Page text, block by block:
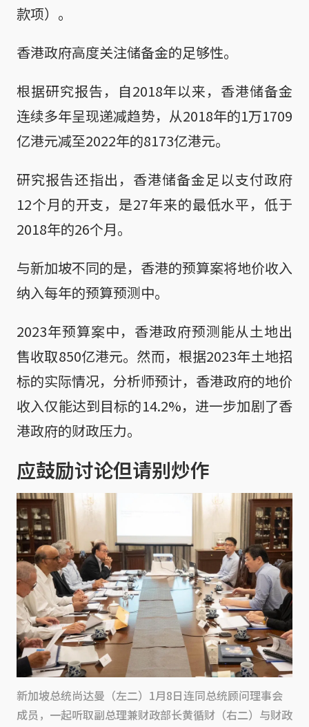
款项）。
香港政府高度关注储备金的足够性。
根据研究报告，自2018年以来，香港储备金
连续多年呈现递减趋势，从2018年的1万1709
亿港元减至2022年的8173亿港元。
研究报告还指出，香港储备金足以支付政府
12个月的开支，是27年来的最低水平，低于
2018年的26个月。
与新加坡不同的是，香港的预算案将地价收入
纳入每年的预算预测中。
2023年预算案中，香港政府预测能从土地出
售收取850亿港元。然而，根据2023年土地招
标的实际情况，分析师预计，香港政府的地价
收入仅能达到目标的14.2%，进一步加剧了香
港政府的财政压力。
应鼓励讨论但请别炒作
新加坡总统尚达曼（左二）1月8日连同总统顾问理事会
成员，一起听取副总理兼财政部长黄循财（右二）与财政